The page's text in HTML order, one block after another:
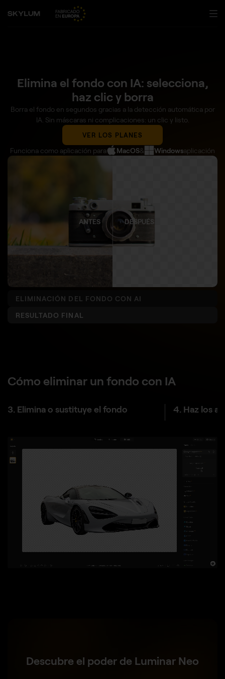
Elimina el fondo con IA: selecciona,
haz clic y borra
Borra el fondo en segundos gracias a la detección automática por
IA. Sin máscaras ni complicaciones: un clic y listo.
VER LOS PLANES
Funciona como aplicación para MacOS& Windowsaplicación
ANTES DESPUÉS
ELIMINACIÓN DEL FONDO CON AI
RESULTADO FINAL
Cómo eliminar un fondo con IA
3. Elimina o sustituye el fondo 4. Haz los
Descubre el poder de Luminar Neo